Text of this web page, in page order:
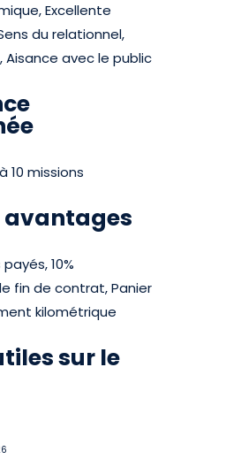
Excellente
du relationnel,
Aisance avec le public
10 missions
avantages
10%
fin de contrat, Panier
kilométrique
sur le